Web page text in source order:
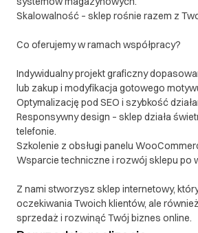
Skalowalność – sklep rośnie razem z
Co oferujemy w ramach współpracy?
Indywidualny projekt graficzny
lub zakup i modyfikacja gotowego
Optymalizację pod SEO i szybkość
Responsywny design – sklep działa
telefonie.
Szkolenie z obsługi panelu
Wsparcie techniczne i rozwój sklepu po
Z nami stworzysz sklep internetowy,
oczekiwania Twoich klientów, ale
sprzedaż i rozwinąć Twój biznes online.